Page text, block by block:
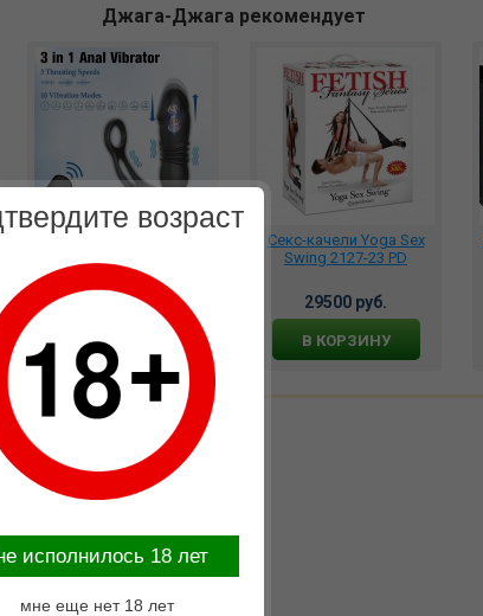
Джага-Джага рекомендует
перезаряжаемый с
пультом ДУ, X-MEN-
4796 руб.
В КОРЗИНУ
Секс-качели Yoga Sex
Swing 2127-23 PD
29500 руб.
В КОРЗИНУ
возраст
исполнилось 18 лет
мне еще нет 18 лет